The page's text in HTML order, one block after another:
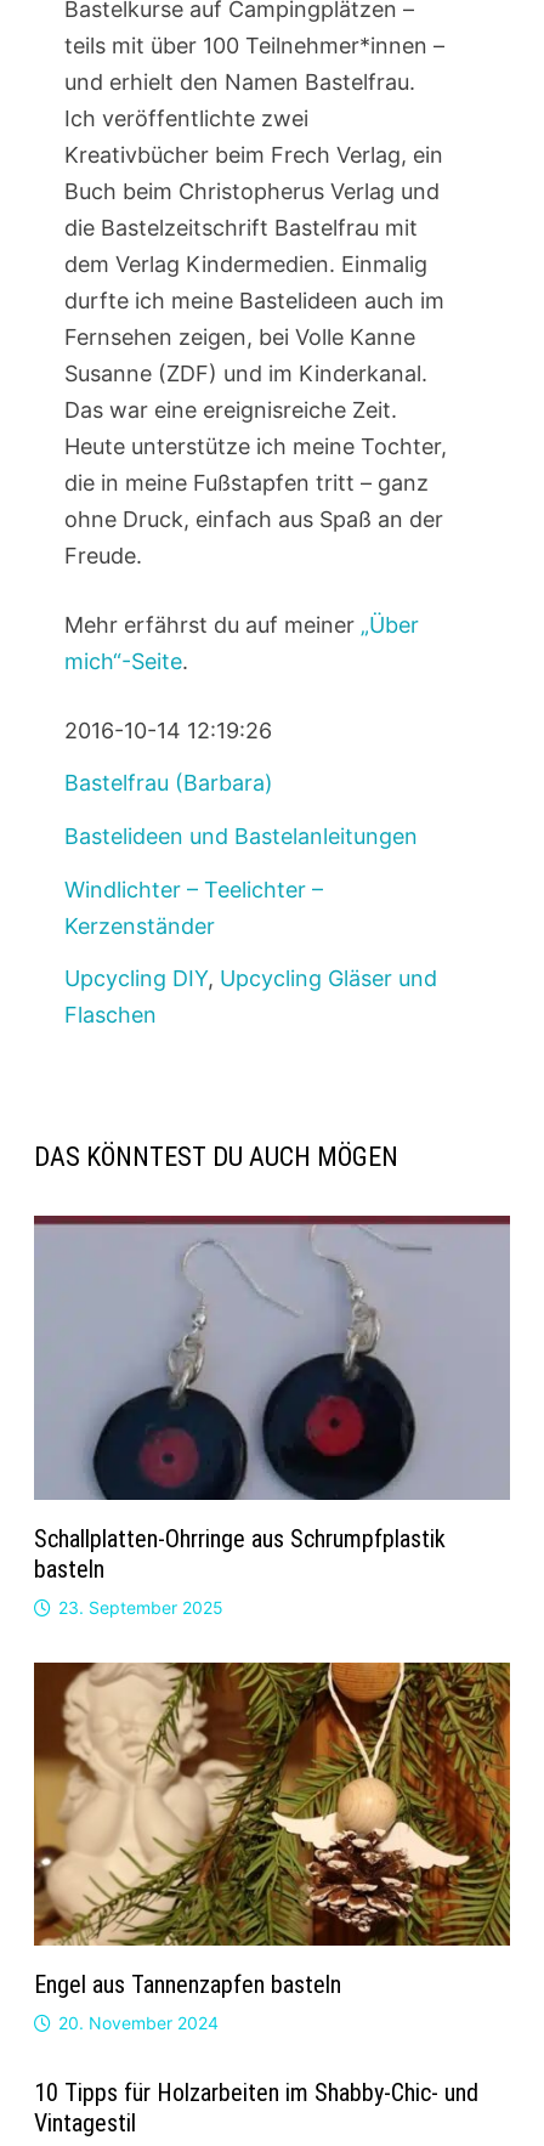
Bastelkurse auf Campingplätzen –
teils mit über 100 Teilnehmer*innen –
und erhielt den Namen Bastelfrau.
Ich veröffentlichte zwei
Kreativbücher beim Frech Verlag, ein
Buch beim Christopherus Verlag und
die Bastelzeitschrift Bastelfrau mit
dem Verlag Kindermedien. Einmalig
durfte ich meine Bastelideen auch im
Fernsehen zeigen, bei Volle Kanne
Susanne (ZDF) und im Kinderkanal.
Das war eine ereignisreiche Zeit.
Heute unterstütze ich meine Tochter,
die in meine Fußstapfen tritt – ganz
ohne Druck, einfach aus Spaß an der
Freude.
Mehr erfährst du auf meiner „Über
mich“-Seite.
2016-10-14 12:19:26
Bastelfrau (Barbara)
Bastelideen und Bastelanleitungen
Windlichter – Teelichter –
Kerzenständer
Upcycling DIY, Upcycling Gläser und
Flaschen
DAS KÖNNTEST DU AUCH MÖGEN
Schallplatten-Ohrringe aus Schrumpfplastik
basteln
23. September 2025
Engel aus Tannenzapfen basteln
20. November 2024
10 Tipps für Holzarbeiten im Shabby-Chic- und
Vintagestil